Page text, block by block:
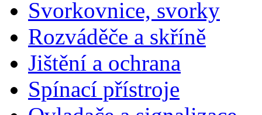
Svorkovnice, svorky
Rozváděče a skříně
Jištění a ochrana
Spínací přístroje